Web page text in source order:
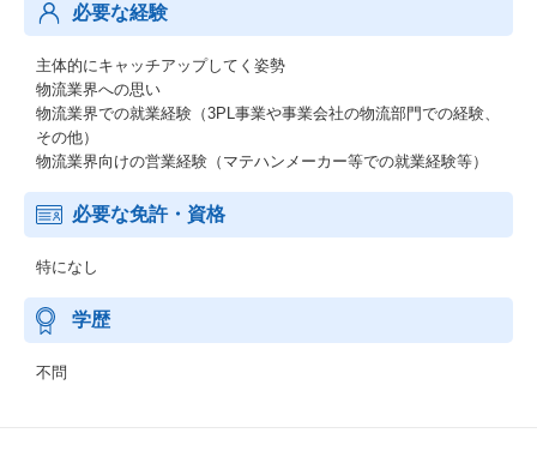
必要な経験
主体的にキャッチアップしてく姿勢
物流業界への思い
物流業界での就業経験（3PL事業や事業会社の物流部門での経験、
その他）
物流業界向けの営業経験（マテハンメーカー等での就業経験等）
必要な免許・資格
特になし
学歴
不問